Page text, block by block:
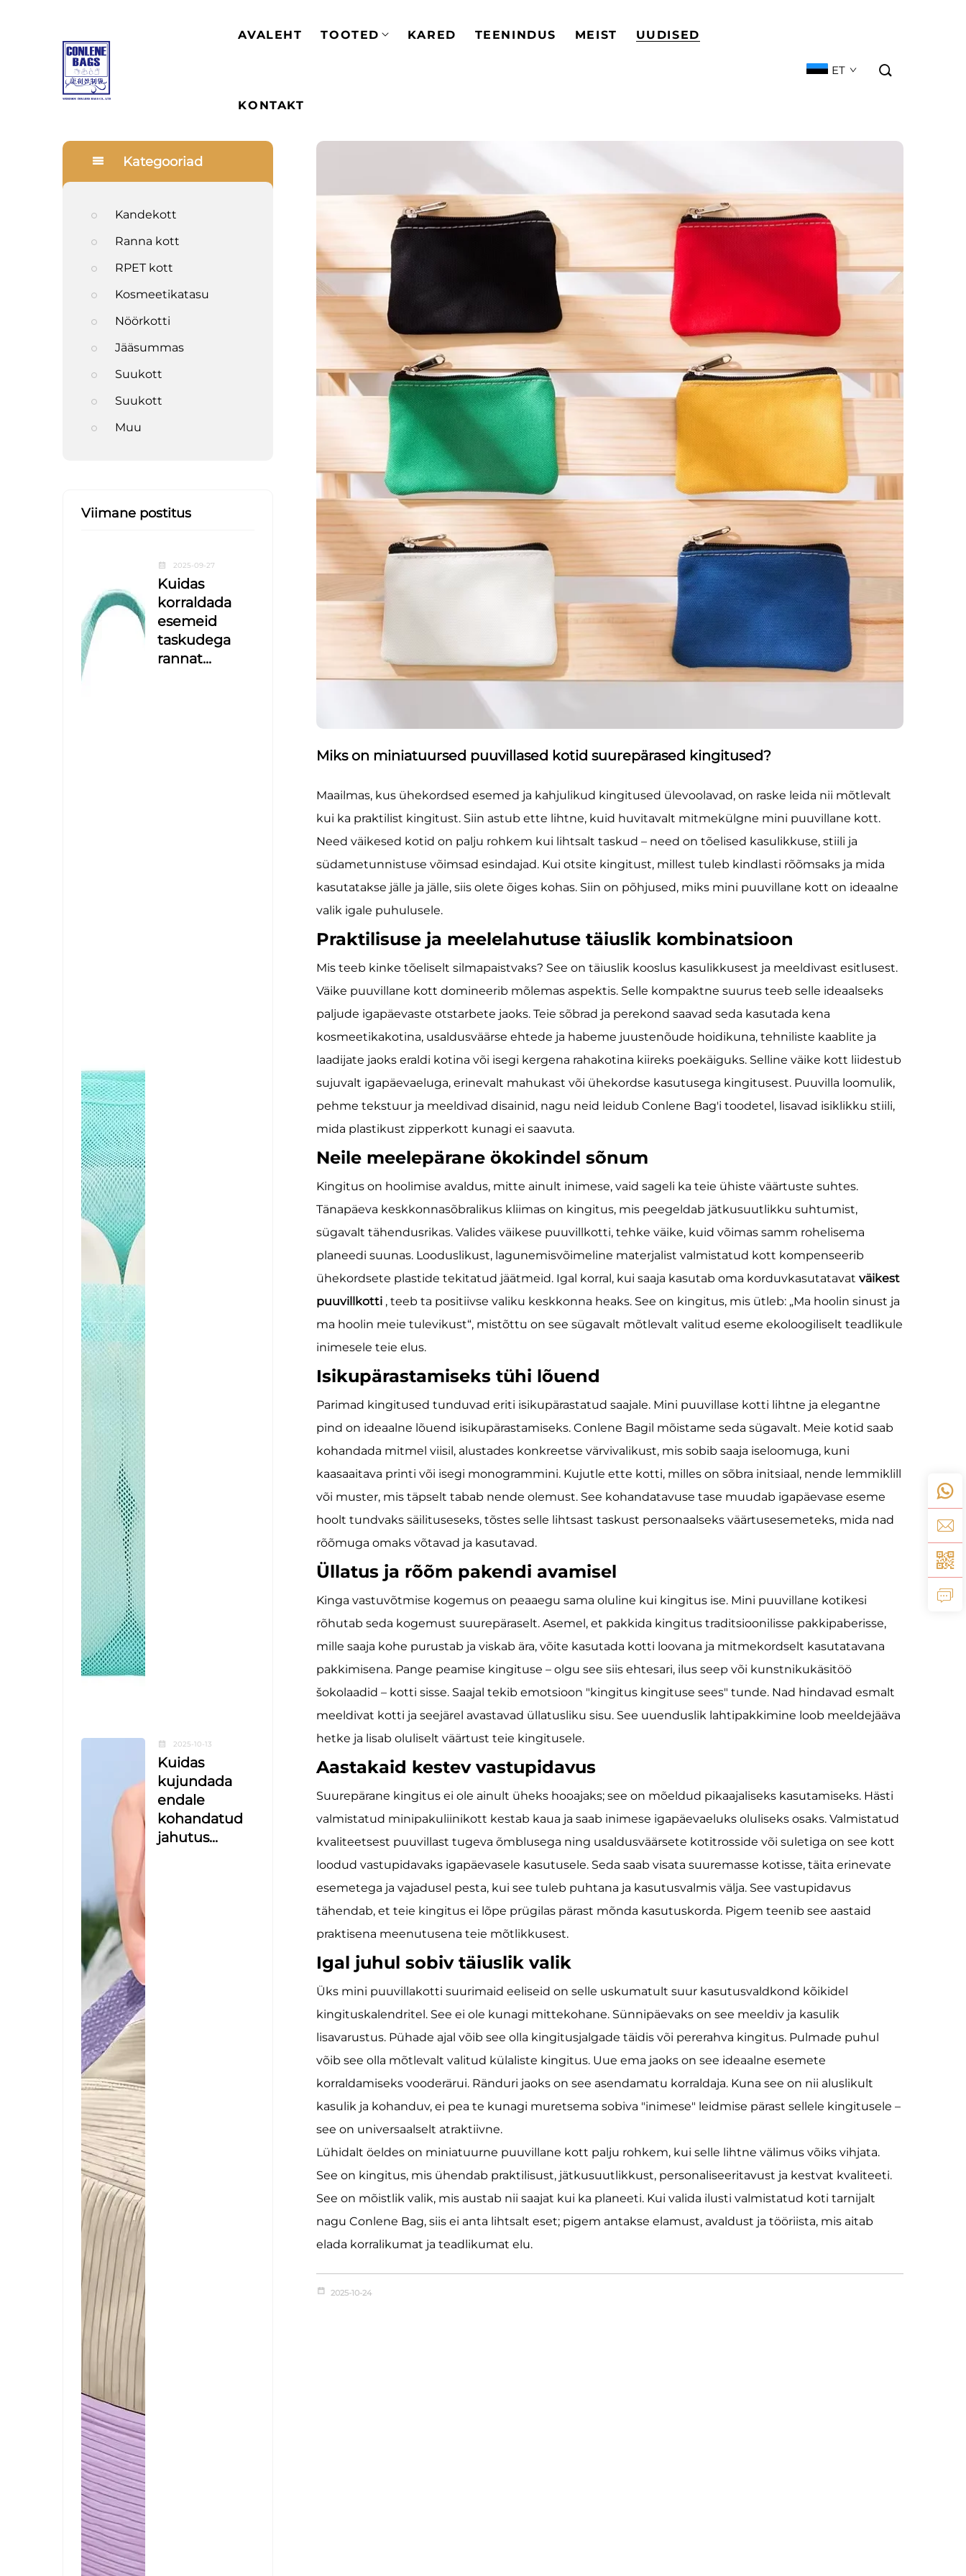
AVALEHT TOOTED KARED TEENINDUS MEIST UUDISED
KONTAKT
ET
Kategooriad
Kandekott
Ranna kott
RPET kott
Kosmeetikatasu
Nöörkotti
Jääsummas
Suukott
Suukott
Muu
Viimane postitus
2025-09-27
Kuidas
korraldada
esemeid
taskudega
rannat...
2025-10-13
Kuidas
kujundada
endale
kohandatud
jahutus...
Miks on miniatuursed puuvillased kotid suurepärased kingitused?
Maailmas, kus ühekordsed esemed ja kahjulikud kingitused ülevoolavad, on raske leida nii mõtlevalt
kui ka praktilist kingitust. Siin astub ette lihtne, kuid huvitavalt mitmekülgne mini puuvillane kott.
Need väikesed kotid on palju rohkem kui lihtsalt taskud – need on tõelised kasulikkuse, stiili ja
südametunnistuse võimsad esindajad. Kui otsite kingitust, millest tuleb kindlasti rõõmsaks ja mida
kasutatakse jälle ja jälle, siis olete õiges kohas. Siin on põhjused, miks mini puuvillane kott on ideaalne
valik igale puhulusele.
Praktilisuse ja meelelahutuse täiuslik kombinatsioon
Mis teeb kinke tõeliselt silmapaistvaks? See on täiuslik kooslus kasulikkusest ja meeldivast esitlusest.
Väike puuvillane kott domineerib mõlemas aspektis. Selle kompaktne suurus teeb selle ideaalseks
paljude igapäevaste otstarbete jaoks. Teie sõbrad ja perekond saavad seda kasutada kena
kosmeetikakotina, usaldusväärse ehtede ja habeme juustenõude hoidikuna, tehniliste kaablite ja
laadijate jaoks eraldi kotina või isegi kergena rahakotina kiireks poekäiguks. Selline väike kott liidestub
sujuvalt igapäevaeluga, erinevalt mahukast või ühekordse kasutusega kingitusest. Puuvilla loomulik,
pehme tekstuur ja meeldivad disainid, nagu neid leidub Conlene Bag'i toodetel, lisavad isiklikku stiili,
mida plastikust zipperkott kunagi ei saavuta.
Neile meelepärane ökokindel sõnum
Kingitus on hoolimise avaldus, mitte ainult inimese, vaid sageli ka teie ühiste väärtuste suhtes.
Tänapäeva keskkonnasõbralikus kliimas on kingitus, mis peegeldab jätkusuutlikku suhtumist,
sügavalt tähendusrikas. Valides väikese puuvillkotti, tehke väike, kuid võimas samm rohelisema
planeedi suunas. Looduslikust, lagunemisvõimeline materjalist valmistatud kott kompenseerib
ühekordsete plastide tekitatud jäätmeid. Igal korral, kui saaja kasutab oma korduvkasutatavat väikest
puuvillkotti , teeb ta positiivse valiku keskkonna heaks. See on kingitus, mis ütleb: „Ma hoolin sinust ja
ma hoolin meie tulevikust“, mistõttu on see sügavalt mõtlevalt valitud eseme ekoloogiliselt teadlikule
inimesele teie elus.
Isikupärastamiseks tühi lõuend
Parimad kingitused tunduvad eriti isikupärastatud saajale. Mini puuvillase kotti lihtne ja elegantne
pind on ideaalne lõuend isikupärastamiseks. Conlene Bagil mõistame seda sügavalt. Meie kotid saab
kohandada mitmel viisil, alustades konkreetse värvivalikust, mis sobib saaja iseloomuga, kuni
kaasaaitava printi või isegi monogrammini. Kujutle ette kotti, milles on sõbra initsiaal, nende lemmiklill
või muster, mis täpselt tabab nende olemust. See kohandatavuse tase muudab igapäevase eseme
hoolt tundvaks säilituseseks, tõstes selle lihtsast taskust personaalseks väärtusesemeteks, mida nad
rõõmuga omaks võtavad ja kasutavad.
Üllatus ja rõõm pakendi avamisel
Kinga vastuvõtmise kogemus on peaaegu sama oluline kui kingitus ise. Mini puuvillane kotikesi
rõhutab seda kogemust suurepäraselt. Asemel, et pakkida kingitus traditsioonilisse pakkipaberisse,
mille saaja kohe purustab ja viskab ära, võite kasutada kotti loovana ja mitmekordselt kasutatavana
pakkimisena. Pange peamise kingituse – olgu see siis ehtesari, ilus seep või kunstnikukäsitöö
šokolaadid – kotti sisse. Saajal tekib emotsioon "kingitus kingituse sees" tunde. Nad hindavad esmalt
meeldivat kotti ja seejärel avastavad üllatusliku sisu. See uuenduslik lahtipakkimine loob meeldejääva
hetke ja lisab oluliselt väärtust teie kingitusele.
Aastakaid kestev vastupidavus
Suurepärane kingitus ei ole ainult üheks hooajaks; see on mõeldud pikaajaliseks kasutamiseks. Hästi
valmistatud minipakuliinikott kestab kaua ja saab inimese igapäevaeluks oluliseks osaks. Valmistatud
kvaliteetsest puuvillast tugeva õmblusega ning usaldusväärsete kotitrosside või suletiga on see kott
loodud vastupidavaks igapäevasele kasutusele. Seda saab visata suuremasse kotisse, täita erinevate
esemetega ja vajadusel pesta, kui see tuleb puhtana ja kasutusvalmis välja. See vastupidavus
tähendab, et teie kingitus ei lõpe prügilas pärast mõnda kasutuskorda. Pigem teenib see aastaid
praktisena meenutusena teie mõtlikkusest.
Igal juhul sobiv täiuslik valik
Üks mini puuvillakotti suurimaid eeliseid on selle uskumatult suur kasutusvaldkond kõikidel
kingituskalendritel. See ei ole kunagi mittekohane. Sünnipäevaks on see meeldiv ja kasulik
lisavarustus. Pühade ajal võib see olla kingitusjalgade täidis või pererahva kingitus. Pulmade puhul
võib see olla mõtlevalt valitud külaliste kingitus. Uue ema jaoks on see ideaalne esemete
korraldamiseks vooderärui. Ränduri jaoks on see asendamatu korraldaja. Kuna see on nii aluslikult
kasulik ja kohanduv, ei pea te kunagi muretsema sobiva "inimese" leidmise pärast sellele kingitusele –
see on universaalselt atraktiivne.
Lühidalt öeldes on miniatuurne puuvillane kott palju rohkem, kui selle lihtne välimus võiks vihjata.
See on kingitus, mis ühendab praktilisust, jätkusuutlikkust, personaliseeritavust ja kestvat kvaliteeti.
See on mõistlik valik, mis austab nii saajat kui ka planeeti. Kui valida ilusti valmistatud koti tarnijalt
nagu Conlene Bag, siis ei anta lihtsalt eset; pigem antakse elamust, avaldust ja tööriista, mis aitab
elada korralikumat ja teadlikumat elu.
2025-10-24